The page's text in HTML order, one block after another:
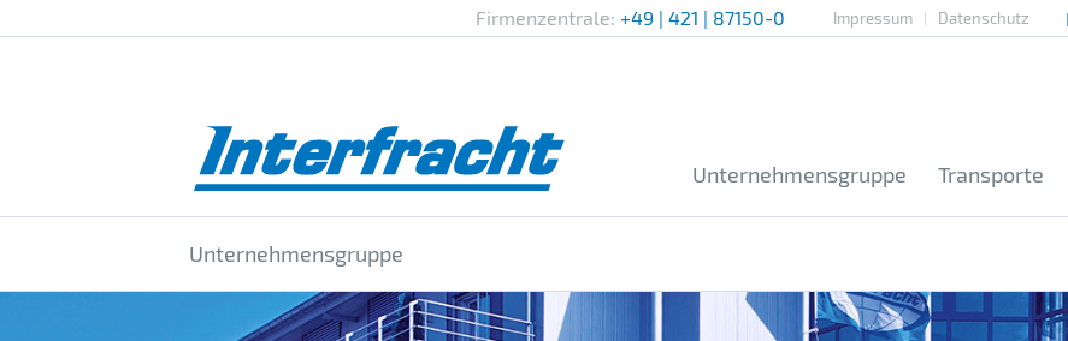
Impressum Datenschutz
Firmenzentrale: +49 | 421 | 87150-0
Unternehmensgruppe Transporte
Unternehmensgruppe